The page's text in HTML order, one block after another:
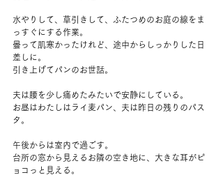
水やりして、草引きして、ふたつめのお庭の線をま
っすぐにする作業。
曇って肌寒かったけれど、途中からしっかりした日
差しに。
引き上げてパンのお世話。
夫は腰を少し痛めたみたいで安静にしている。
お昼はわたしはライ麦パン、夫は昨日の残りのパス
タ。
午後からは室内で過ごす。
台所の窓から見えるお隣の空き地に、大きな耳がピ
ョコっと見える。